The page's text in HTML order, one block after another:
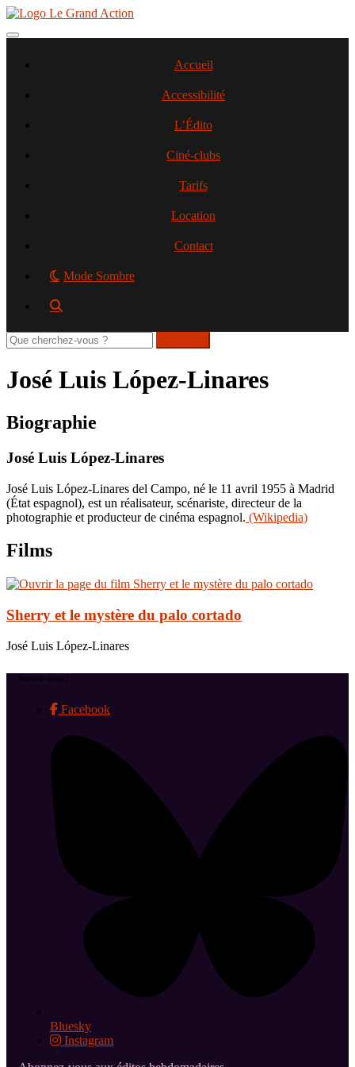
Aller
contenu
Toggle navigation
Accueil
Accessibilité
L’Édito
Ciné-clubs
Tarifs
Location
Contact
Mode Sombre
Rechercher
sur
site
José Luis López-Linares
Biographie
José Luis López-Linares
José Luis López-Linares del Campo, né le 11 avril 1955 à Madrid
(État espagnol), est un réalisateur, scénariste, directeur de la
photographie et producteur de cinéma espagnol. (Wikipedia)
Films
Sherry et le mystère du palo cortado
José Luis López-Linares
Suivez-nous !
Facebook
Bluesky
Instagram